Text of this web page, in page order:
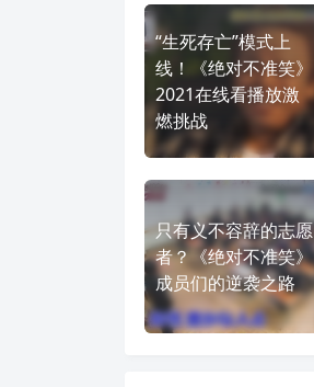
“生死存亡”模式上
线！《绝对不准笑》
2021在线看播放激
燃挑战
只有义不容辞的志愿
者？《绝对不准笑》
成员们的逆袭之路